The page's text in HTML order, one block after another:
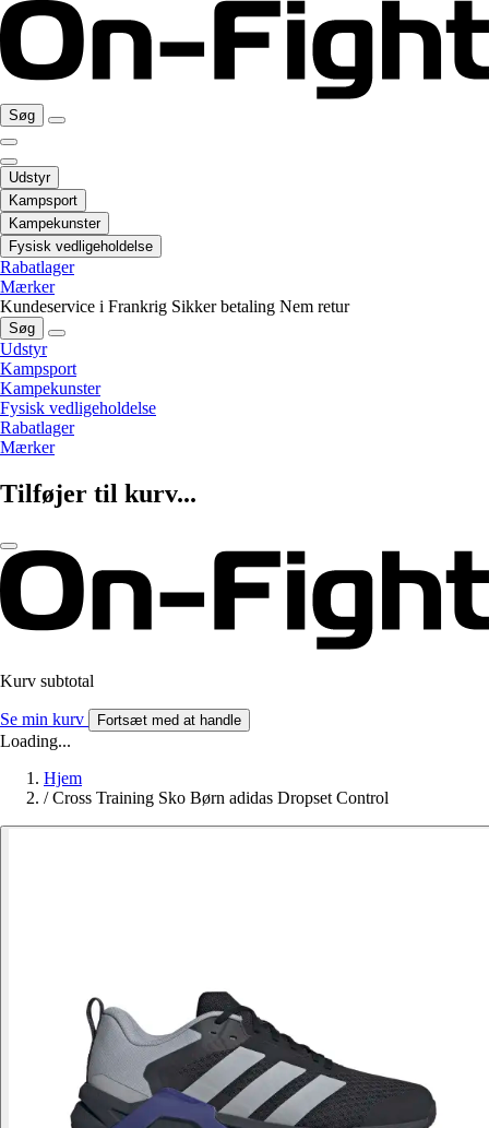
Søg
Udstyr
Kampsport
Kampekunster
Fysisk vedligeholdelse
Rabatlager
Mærker
Kundeservice i Frankrig Sikker betaling Nem retur
Søg
Udstyr
Kampsport
Kampekunster
Fysisk vedligeholdelse
Rabatlager
Mærker
Tilføjer til kurv...
Kurv subtotal
Se min kurv Fortsæt med at handle
Loading...
Hjem
/ Cross Training Sko Børn adidas Dropset Control